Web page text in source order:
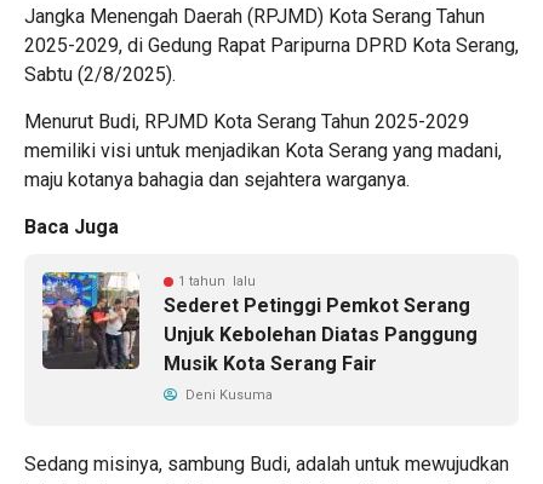
Jangka Menengah Daerah (RPJMD) Kota Serang Tahun
2025-2029, di Gedung Rapat Paripurna DPRD Kota Serang,
Sabtu (2/8/2025).
Menurut Budi, RPJMD Kota Serang Tahun 2025-2029
memiliki visi untuk menjadikan Kota Serang yang madani,
maju kotanya bahagia dan sejahtera warganya.
Baca Juga
1 tahun lalu
Sederet Petinggi Pemkot Serang
Unjuk Kebolehan Diatas Panggung
Musik Kota Serang Fair
Deni Kusuma
Sedang misinya, sambung Budi, adalah untuk mewujudkan